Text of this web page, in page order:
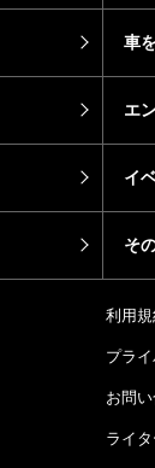
車
エ
イ
そ
利用規
プラ
お問
ライ